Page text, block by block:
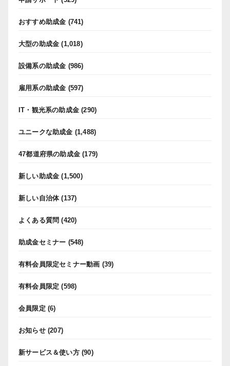
おすすめ助成金 (741)
大型の助成金 (1,018)
設備系の助成金 (986)
雇用系の助成金 (597)
IT・観光系の助成金 (290)
ユニークな助成金 (1,488)
47都道府県の助成金 (179)
新しい助成金 (1,500)
新しい自治体(137)
よくある質問 (420)
助成金セミナー (548)
有料会員限定セミナー動画 (39)
有料会員限定 (598)
会員限定 (6)
お知らせ(207)
新サービス＆使い方(90)